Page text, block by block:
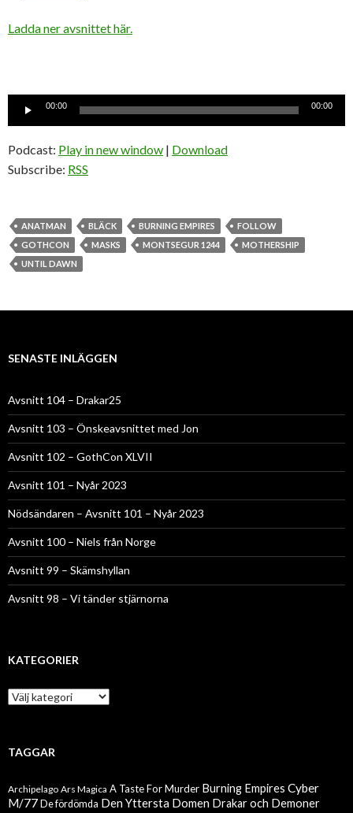
Ladda ner avsnittet här.
Ljudspelare
00:00 00:00
Podcast: Play in new window | Download
Subscribe: RSS
ANATMAN BLÄCK BURNING EMPIRES
FOLLOW
GOTHCON
MASKS MONTSEGUR 1244
MOTHERSHIP
UNTIL DAWN
SENASTE INLÄGGEN
Avsnitt 104 – Drakar25
Avsnitt 103 – Önskeavsnittet med Jon
Avsnitt 102 – GothCon XLVII
Avsnitt 101 – Nyår 2023
Nödsändaren – Avsnitt 101 – Nyår 2023
Avsnitt 100 – Niels från Norge
Avsnitt 99 – Skämshyllan
Avsnitt 98 – Vi tänder stjärnorna
KATEGORIER
Kategorier
TAGGAR
Archipelago Ars Magica A Taste For Murder Burning Empires Cyber
M/77 De fördömda Den Yttersta Domen Drakar och Demoner